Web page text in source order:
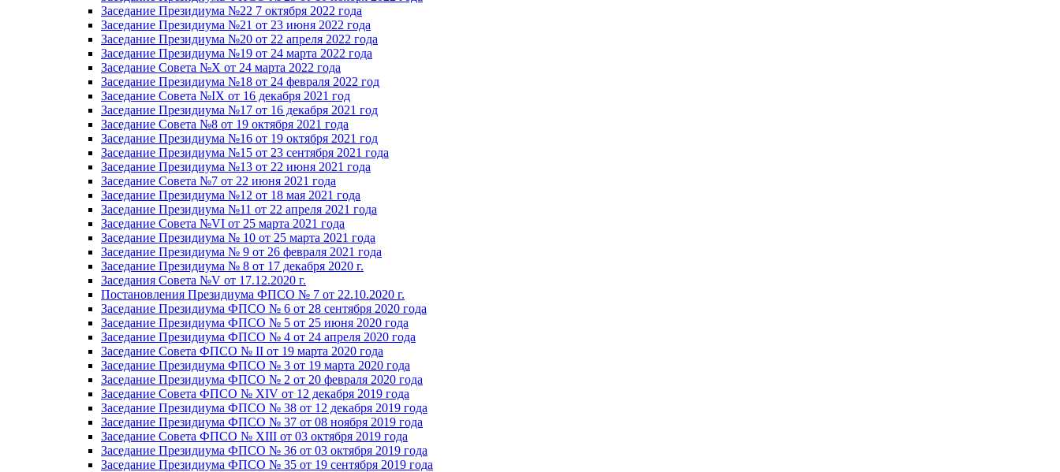
Заседание Президиума №22 7 октября 2022 года
Заседание Президиума №21 от 23 июня 2022 года
Заседание Президиума №20 от 22 апреля 2022 года
Заседание Президиума №19 от 24 марта 2022 года
Заседание Совета №X от 24 марта 2022 года
Заседание Президиума №18 от 24 февраля 2022 год
Заседание Совета №IX от 16 декабря 2021 год
Заседание Президиума №17 от 16 декабря 2021 год
Заседание Совета №8 от 19 октября 2021 года
Заседание Президиума №16 от 19 октября 2021 год
Заседание Президиума №15 от 23 сентября 2021 года
Заседание Президиума №13 от 22 июня 2021 года
Заседание Совета №7 от 22 июня 2021 года
Заседание Президиума №12 от 18 мая 2021 года
Заседание Президиума №11 от 22 апреля 2021 года
Заседание Совета №VI от 25 марта 2021 года
Заседание Президиума № 10 от 25 марта 2021 года
Заседание Президиума № 9 от 26 февраля 2021 года
Заседание Президиума № 8 от 17 декабря 2020 г.
Заседания Совета №V от 17.12.2020 г.
Постановления Президиума ФПСО № 7 от 22.10.2020 г.
Заседание Президиума ФПСО № 6 от 28 сентября 2020 года
Заседание Президиума ФПСО № 5 от 25 июня 2020 года
Заседание Президиума ФПСО № 4 от 24 апреля 2020 года
Заседание Совета ФПСО № II от 19 марта 2020 года
Заседание Президиума ФПСО № 3 от 19 марта 2020 года
Заседание Президиума ФПСО № 2 от 20 февраля 2020 года
Заседание Совета ФПСО № XIV от 12 декабря 2019 года
Заседание Президиума ФПСО № 38 от 12 декабря 2019 года
Заседание Президиума ФПСО № 37 от 08 ноября 2019 года
Заседание Совета ФПСО № XIII от 03 октября 2019 года
Заседание Президиума ФПСО № 36 от 03 октября 2019 года
Заседание Президиума ФПСО № 35 от 19 сентября 2019 года